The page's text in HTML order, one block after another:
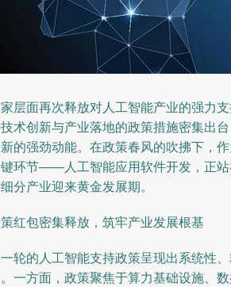
层面再次释放对人工智能产业的强力
术创新与产业落地的政策措施密集出
的强劲动能。在政策春风的吹拂下，
环节——人工智能应用软件开发，正站
分产业迎来黄金发展期。
红包密集释放，筑牢产业发展根基
轮的人工智能支持政策呈现出系统性
一方面，政策聚焦于算力基础设施、